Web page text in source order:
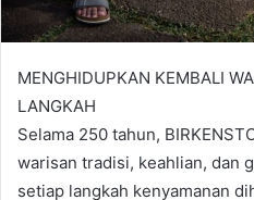
MENGHIDUPKAN KEMBALI
LANGKAH
Selama 250 tahun,
warisan tradisi, keahlian, dan
setiap langkah kenyamanan